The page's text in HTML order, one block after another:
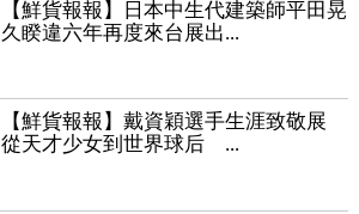
【鮮貨報報】日本中生代建築師平田晃
久睽違六年再度來台展出...
【鮮貨報報】戴資穎選手生涯致敬展
從天才少女到世界球后 ...